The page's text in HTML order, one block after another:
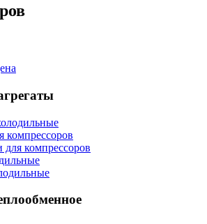
компрессоров
для компрессоров